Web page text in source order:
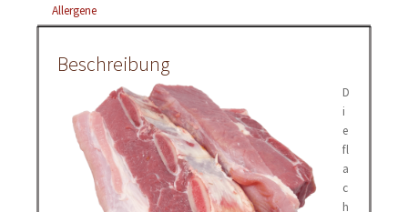
Allergene
Beschreibung
D
i
e
fl
a
c
h